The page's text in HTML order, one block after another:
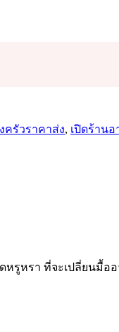
ครัวราคาส่ง, เปิดร้านอ
หรูหรา ที่จะเปลี่ยนมื้อ